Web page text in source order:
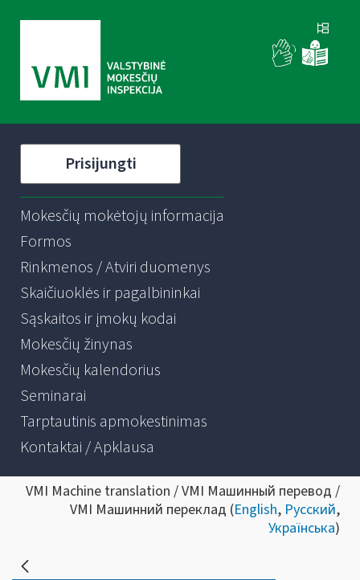
Prisijungti
Mokesčių mokėtojų informacija
Formos
Rinkmenos / Atviri duomenys
Skaičiuoklės ir pagalbininkai
Sąskaitos ir įmokų kodai
Mokesčių žinynas
Mokesčių kalendorius
Seminarai
Tarptautinis apmokestinimas
Kontaktai / Apklausa
VMI Machine translation / VMI Машинный перевод /
VMI Машинний переклад (English, Русский,
Українська)